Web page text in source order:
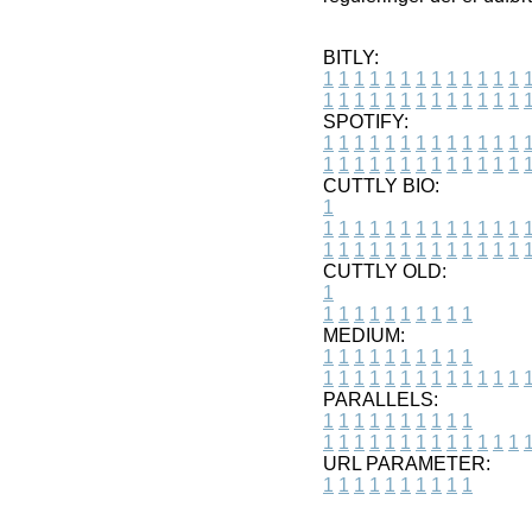
BITLY:
1 1 1 1 1 1 1 1 1 1 1 1 1 1
1 1 1 1 1 1 1 1 1 1 1 1 1 1
SPOTIFY:
1 1 1 1 1 1 1 1 1 1 1 1 1 1
1 1 1 1 1 1 1 1 1 1 1 1 1 1
CUTTLY BIO:
1
1 1 1 1 1 1 1 1 1 1 1 1 1 1
1 1 1 1 1 1 1 1 1 1 1 1 1 1
CUTTLY OLD:
1
1 1 1 1 1 1 1 1 1 1
MEDIUM:
1 1 1 1 1 1 1 1 1 1
1 1 1 1 1 1 1 1 1 1 1 1 1 1
PARALLELS:
1 1 1 1 1 1 1 1 1 1
1 1 1 1 1 1 1 1 1 1 1 1 1 1
URL PARAMETER:
1 1 1 1 1 1 1 1 1 1